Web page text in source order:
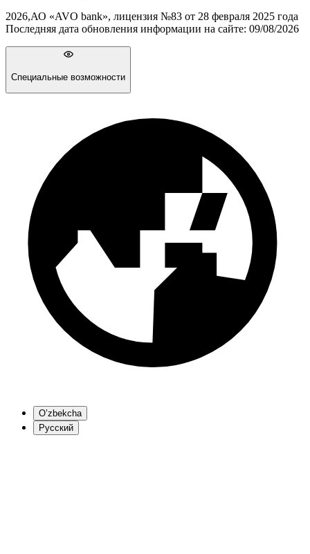
2026,АО «AVO bank», лицензия №83 от 28 февраля 2025 года
Последняя дата обновления информации на сайте: 09/08/2026
Специальные возможности
O’zbekcha
Русский